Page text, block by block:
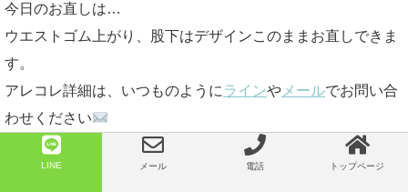
今日のお直しは…
ウエストゴム上がり、股下はデザインこのままお直しできま
す。
アレコレ詳細は、いつものように ラインや メールでお問い合
わせください
今日ブログを初めて見て頂く方で、
LINE メール 電話 トップページ